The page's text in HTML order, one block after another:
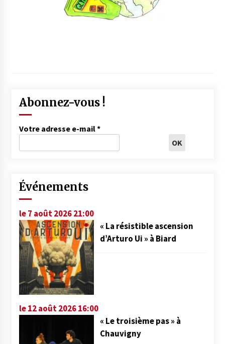
Abonnez-vous !
Votre adresse e-mail*
Événements
le 7 août 2026 21:00
« La résistible ascension
d’Arturo Ui » à Biard
le 12 août 2026 16:00
« Le troisième pas » à
Chauvigny